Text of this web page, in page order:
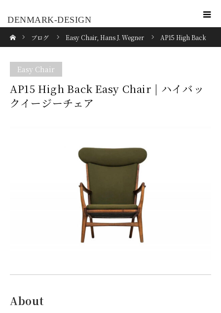
DENMARK-DESIGN
ブログ Easy Chair, Hans J. Wegner AP15 High Back
Easy Chair
AP15 High Back Easy Chair | ハイバッ
クイージーチェア
About